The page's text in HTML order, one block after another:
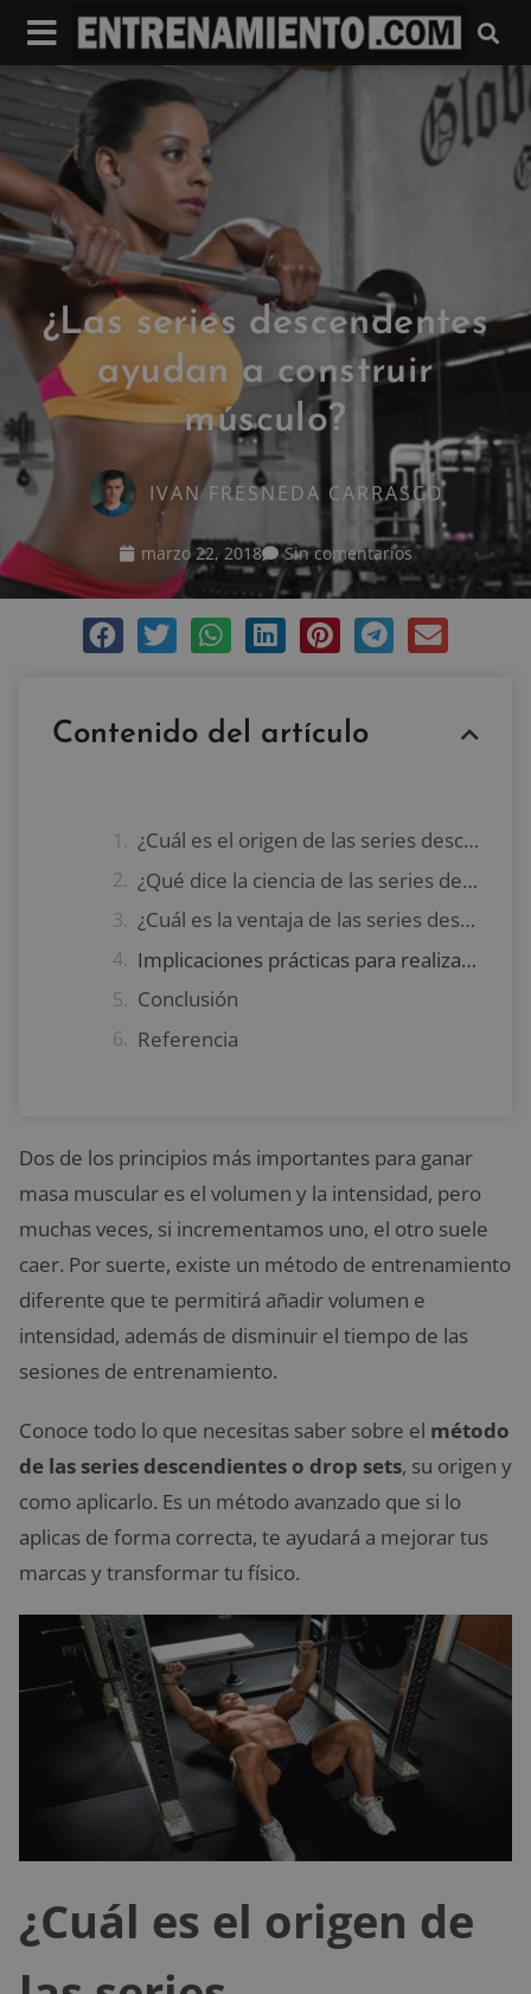
¿Las series descendentes
ayudan a construir
músculo?
IVAN FRESNEDA CARRASCO
marzo 22, 2018 Sin comentarios
Contenido del artículo
¿Cuál es el origen de las series descendentes?
¿Qué dice la ciencia de las series descendientes?
¿Cuál es la ventaja de las series descendentes?
Implicaciones prácticas para realizar series descendentes
Conclusión
Referencia
Dos de los principios más importantes para ganar
masa muscular es el volumen y la intensidad, pero
muchas veces, si incrementamos uno, el otro suele
caer. Por suerte, existe un método de entrenamiento
diferente que te permitirá añadir volumen e
intensidad, además de disminuir el tiempo de las
sesiones de entrenamiento.
Conoce todo lo que necesitas saber sobre el método
de las series descendientes o drop sets, su origen y
como aplicarlo. Es un método avanzado que si lo
aplicas de forma correcta, te ayudará a mejorar tus
marcas y transformar tu físico.
¿Cuál es el origen de